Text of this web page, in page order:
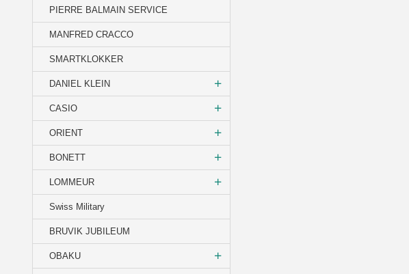
PIERRE BALMAIN SERVICE
MANFRED CRACCO
SMARTKLOKKER
DANIEL KLEIN
CASIO
ORIENT
BONETT
LOMMEUR
Swiss Military
BRUVIK JUBILEUM
OBAKU